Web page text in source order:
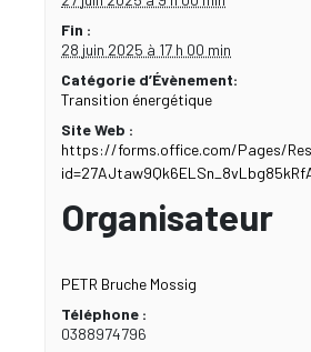
Fin :
28 juin 2025 à 17 h 00 min
Catégorie d’Évènement:
Transition énergétique
Site Web :
https://forms.office.com/Pages/
Organisateur
PETR Bruche Mossig
Téléphone :
0388974796